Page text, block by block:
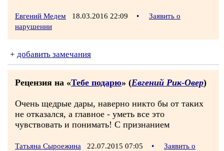
Евгений Медем 18.03.2016 22:09 •
Заявить о
нарушении
+ добавить замечания
Рецензия на «Тебе подарю» (Евгений Рик-Овер)
Очень щедрые дары, наверно никто бы от таких
не отказался, а главное - уметь все это
чувствовать и понимать! С признанием
Татьяна Сыроежина 22.07.2015 07:05 •
Заявить о